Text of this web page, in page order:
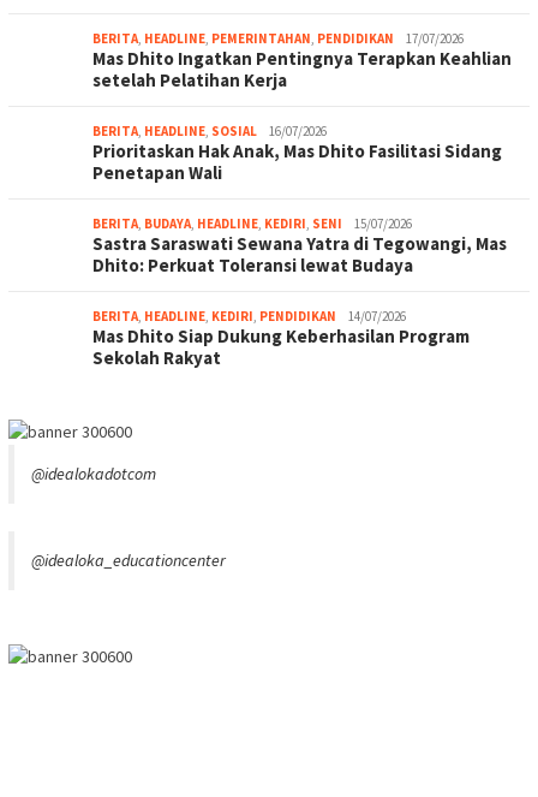
BERITA, HEADLINE, PEMERINTAHAN, PENDIDIKAN 17/07/2026
Mas Dhito Ingatkan Pentingnya Terapkan Keahlian
setelah Pelatihan Kerja
BERITA, HEADLINE, SOSIAL 16/07/2026
Prioritaskan Hak Anak, Mas Dhito Fasilitasi Sidang
Penetapan Wali
BERITA, BUDAYA, HEADLINE, KEDIRI, SENI 15/07/2026
Sastra Saraswati Sewana Yatra di Tegowangi, Mas
Dhito: Perkuat Toleransi lewat Budaya
BERITA, HEADLINE, KEDIRI, PENDIDIKAN 14/07/2026
Mas Dhito Siap Dukung Keberhasilan Program
Sekolah Rakyat
@idealokadotcom
@idealoka_educationcenter